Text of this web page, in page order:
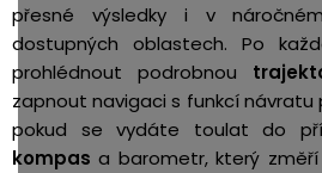
přesné výsledky i v
dostupných oblastech. Po
prohlédnout podrobnou
zapnout navigaci s funkcí
pokud se vydáte toulat do
kompas a barometr, který změří